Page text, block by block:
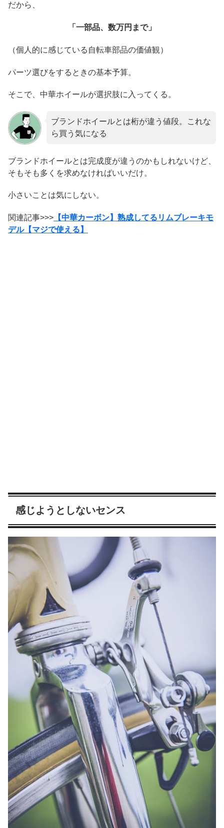
だから、
「一部品、数万円まで」
（個人的に感じている自転車部品の価値観）
パーツ選びをするときの基本予算。
そこで、中華ホイールが選択肢に入ってくる。
ブランドホイールとは桁が違う値段。これな
ら買う気になる
ブランドホイールとは完成度が違うのかもしれないけど、
そもそも多くを求めなければいいだけ。
小さいことは気にしない。
関連記事>>> 【中華カーボン】熟成してるリムブレーキモ
デル【マジで使える】
感じようとしないセンス